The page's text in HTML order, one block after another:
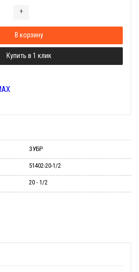
+
В корзину
Купить в 1 клик
ЗУБР
51402-20-1/2
20 - 1/2